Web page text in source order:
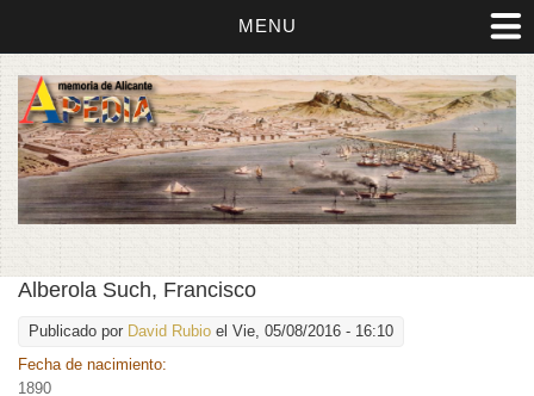
MENU
Alberola Such, Francisco
Publicado por David Rubio el Vie, 05/08/2016 - 16:10
Fecha de nacimiento:
1890